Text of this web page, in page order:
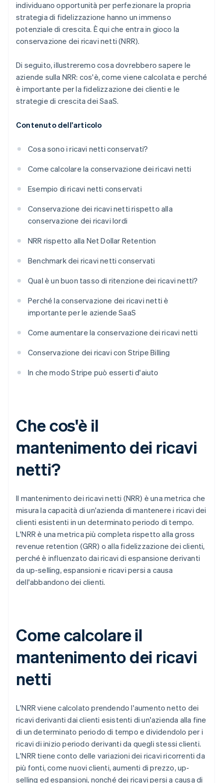
individuano opportunità per perfezionare la propria
strategia di fidelizzazione hanno un immenso
potenziale di crescita. È qui che entra in gioco la
conservazione dei ricavi netti (NRR).
Di seguito, illustreremo cosa dovrebbero sapere le
aziende sulla NRR: cos'è, come viene calcolata e perché
è importante per la fidelizzazione dei clienti e le
strategie di crescita dei SaaS.
Contenuto dell'articolo
Cosa sono i ricavi netti conservati?
Come calcolare la conservazione dei ricavi netti
Esempio di ricavi netti conservati
Conservazione dei ricavi netti rispetto alla
conservazione dei ricavi lordi
NRR rispetto alla Net Dollar Retention
Benchmark dei ricavi netti conservati
Qual è un buon tasso di ritenzione dei ricavi netti?
Perché la conservazione dei ricavi netti è
importante per le aziende SaaS
Come aumentare la conservazione dei ricavi netti
Conservazione dei ricavi con Stripe Billing
In che modo Stripe può esserti d'aiuto
Che cos'è il
mantenimento dei ricavi
netti?
Il mantenimento dei ricavi netti (NRR) è una metrica che
misura la capacità di un'azienda di mantenere i ricavi dei
clienti esistenti in un determinato periodo di tempo.
L'NRR è una metrica più completa rispetto alla gross
revenue retention (GRR) o alla fidelizzazione dei clienti,
perché è influenzato dai ricavi di espansione derivanti
da up-selling, espansioni e ricavi persi a causa
dell'abbandono dei clienti.
Come calcolare il
mantenimento dei ricavi
netti
L'NRR viene calcolato prendendo l'aumento netto dei
ricavi derivanti dai clienti esistenti di un'azienda alla fine
di un determinato periodo di tempo e dividendolo per i
ricavi di inizio periodo derivanti da quegli stessi clienti.
L'NRR tiene conto delle variazioni dei ricavi ricorrenti da
più fonti, come nuovi clienti, aumenti di prezzo, up-
selling ed espansioni, nonché dei ricavi persi a causa di